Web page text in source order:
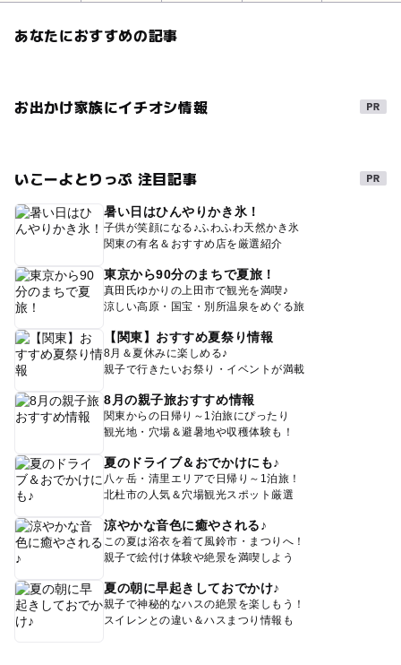
あなたにおすすめの記事
お出かけ家族にイチオシ情報
いこーよとりっぷ 注目記事
暑い日はひんやりかき氷！
子供が笑顔になる♪ふわふわ天然かき氷
関東の有名＆おすすめ店を厳選紹介
東京から90分のまちで夏旅！
真田氏ゆかりの上田市で観光を満喫♪
涼しい高原・国宝・別所温泉をめぐる旅
【関東】おすすめ夏祭り情報
8月＆夏休みに楽しめる♪
親子で行きたいお祭り・イベントが満載
8月の親子旅おすすめ情報
関東からの日帰り～1泊旅にぴったり
観光地・穴場＆避暑地や収穫体験も！
夏のドライブ＆おでかけにも♪
八ヶ岳・清里エリアで日帰り～1泊旅！
北杜市の人気＆穴場観光スポット厳選
涼やかな音色に癒やされる♪
この夏は浴衣を着て風鈴市・まつりへ！
親子で絵付け体験や絶景を満喫しよう
夏の朝に早起きしておでかけ♪
親子で神秘的なハスの絶景を楽しもう！
スイレンとの違い＆ハスまつり情報も